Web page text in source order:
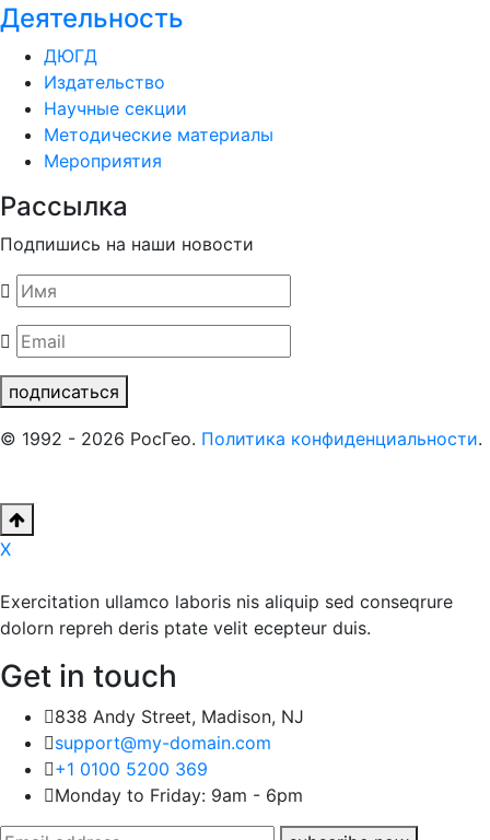
Деятельность
ДЮГД
Издательство
Научные секции
Методические материалы
Мероприятия
Рассылка
Подпишись на наши новости
подписаться
© 1992 - 2026 РосГео. Политика конфиденциальности.
X
Exercitation ullamco laboris nis aliquip sed conseqrure
dolorn repreh deris ptate velit ecepteur duis.
Get in touch
838 Andy Street, Madison, NJ
support@my-domain.com
+1 0100 5200 369
Monday to Friday: 9am - 6pm